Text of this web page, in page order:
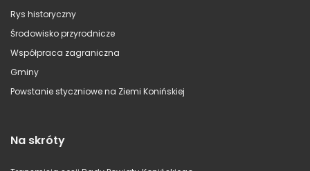
Rys historyczny
Środowisko przyrodnicze
Współpraca zagraniczna
Gminy
Powstanie styczniowe na Ziemi Konińskiej
Na skróty